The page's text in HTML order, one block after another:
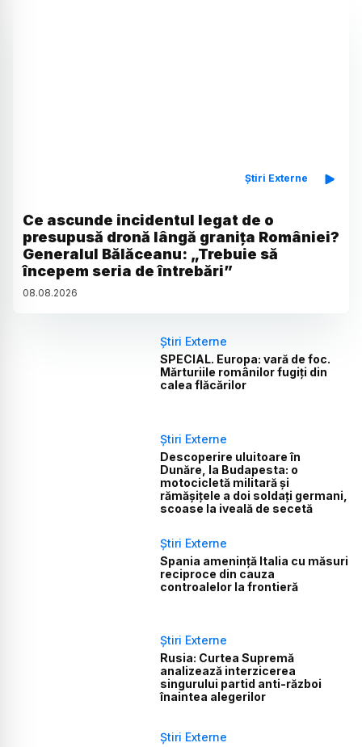
Știri Externe
Ce ascunde incidentul legat de o
presupusă dronă lângă granița României?
Generalul Bălăceanu: „Trebuie să
începem seria de întrebări”
08.08.2026
Știri Externe
SPECIAL. Europa: vară de foc.
Mărturiile românilor fugiți din
calea flăcărilor
Știri Externe
Descoperire uluitoare în
Dunăre, la Budapesta: o
motocicletă militară și
rămășițele a doi soldați germani,
scoase la iveală de secetă
Știri Externe
Spania amenință Italia cu măsuri
reciproce din cauza
controalelor la frontieră
Știri Externe
Rusia: Curtea Supremă
analizează interzicerea
singurului partid anti-război
înaintea alegerilor
Știri Externe